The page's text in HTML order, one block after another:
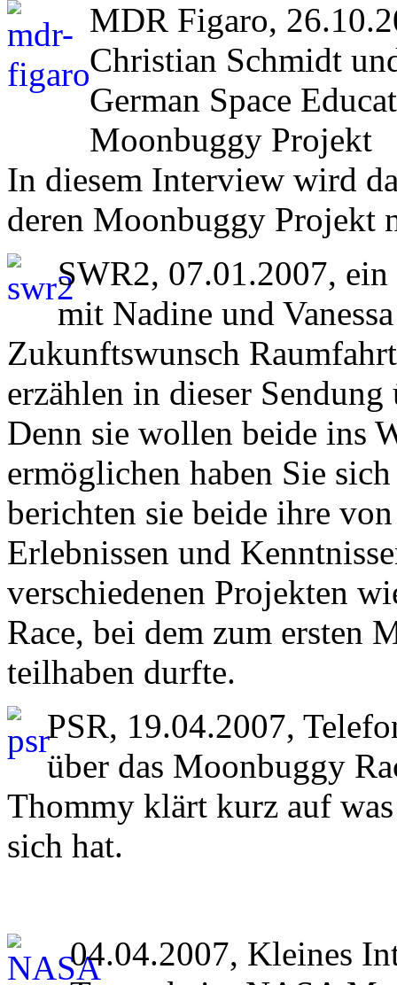
MDR Figaro,
Christian Schmidt
German Space
Moonbuggy Projekt
In diesem Interview wird
deren Moonbuggy Projekt
SWR2, 07.01.2007, ein
mit Nadine und
Zukunftswunsch
erzählen in dieser
Denn sie wollen beide ins
ermöglichen haben Sie
berichten sie beide ihre
Erlebnissen und
verschiedenen Projekten
Race, bei dem zum ersten
teilhaben durfte.
PSR, 19.04.2007,
über das Moonbuggy
Thommy klärt kurz auf
sich hat.
04.04.2007, Kleines